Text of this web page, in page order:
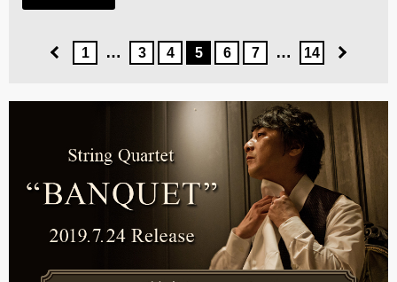
1 … 3 4 5 6 7 … 14